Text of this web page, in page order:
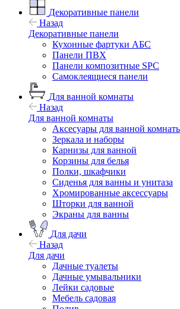
Декоративные панели
Назад
Декоративные панели
Кухонные фартуки АБС
Панели ПВХ
Панели композитные SPC
Самоклеящиеся панели
Для ванной комнаты
Назад
Для ванной комнаты
Аксесуары для ванной
Зеркала и наборы
Карнизы для ванной
Корзины для белья
Полки, шкафчики
Сиденья для ванны и унитаза
Хромированные аксессуары
Шторки для ванной
Экраны для ванны
Для дачи
Назад
Для дачи
Дачные туалеты
Дачные умывальники
Лейки садовые
Мебель садовая